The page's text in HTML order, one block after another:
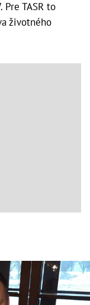
TASR to
životného